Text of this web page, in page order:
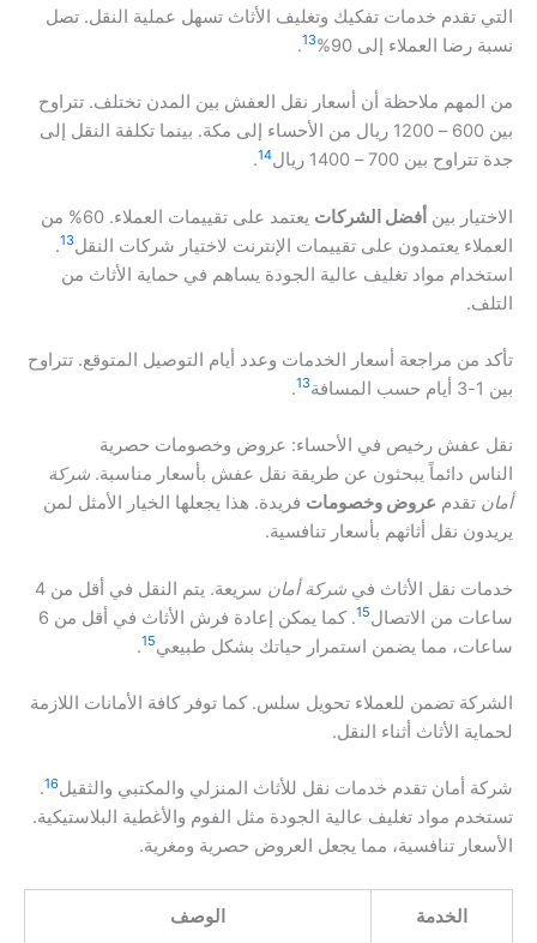
التي تقدم خدمات تفكيك وتغليف الأثاث تسهل عملية النقل. تصل
نسبة رضا العملاء إلى 90%
13
.
من المهم ملاحظة أن أسعار نقل العفش بين المدن تختلف. تتراوح
بين 600 – 1200 ريال من الأحساء إلى مكة. بينما تكلفة النقل إلى
جدة تتراوح بين 700 – 1400 ريال
14
.
الاختيار بين أفضل الشركات
يعتمد على تقييمات العملاء. 60% من
العملاء يعتمدون على تقييمات الإنترنت لاختيار شركات النقل13
.
استخدام مواد تغليف عالية الجودة يساهم في حماية الأثاث من
التلف.
تأكد من مراجعة أسعار الخدمات وعدد أيام التوصيل المتوقع. تتراوح
بين 1-3 أيام حسب المسافة
13
.
نقل عفش رخيص في الأحساء: عروض وخصومات حصرية
الناس دائماً يبحثون عن طريقة نقل عفش بأسعار مناسبة. شركة
أمان تقدم عروض وخصومات فريدة. هذا يجعلها الخيار الأمثل لمن
يريدون نقل أثاثهم بأسعار تنافسية.
خدمات نقل الأثاث في شركة أمان
سريعة. يتم النقل في أقل من 4
ساعات من الاتصال15
. كما يمكن إعادة فرش الأثاث في أقل من 6
ساعات، مما يضمن استمرار حياتك بشكل طبيعي15
.
الشركة تضمن للعملاء تحويل سلس. كما توفر كافة الأمانات اللازمة
لحماية الأثاث أثناء النقل.
شركة أمان تقدم خدمات نقل للأثاث المنزلي والمكتبي والثقيل16
.
تستخدم مواد تغليف عالية الجودة مثل الفوم والأغطية البلاستيكية.
الأسعار تنافسية، مما يجعل العروض حصرية ومغرية.
الخدمة الوصف